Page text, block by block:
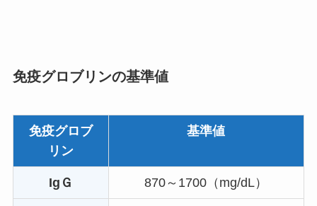
免疫グロブリンの基準値
免疫グロブ
リン
基準値
IgＧ 870～1700（mg/dL）